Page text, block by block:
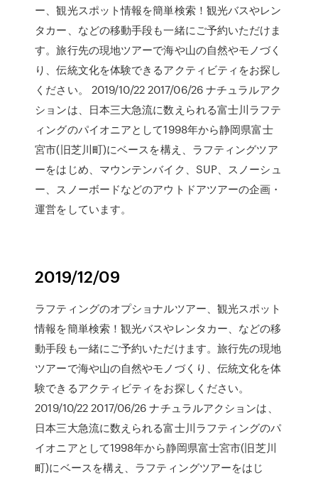
ー、観光スポット情報を簡単検索！観光バスやレン
タカー、などの移動手段も一緒にご予約いただけま
す。旅行先の現地ツアーで海や山の自然やモノづく
り、伝統文化を体験できるアクティビティをお探し
ください。 2019/10/22 2017/06/26 ナチュラルアク
ションは、日本三大急流に数えられる富士川ラフテ
ィングのパイオニアとして1998年から静岡県富士
宮市(旧芝川町)にベースを構え、ラフティングツア
ーをはじめ、マウンテンバイク、SUP、スノーシュ
ー、スノーボードなどのアウトドアツアーの企画・
運営をしています。
2019/12/09
ラフティングのオプショナルツアー、観光スポット
情報を簡単検索！観光バスやレンタカー、などの移
動手段も一緒にご予約いただけます。旅行先の現地
ツアーで海や山の自然やモノづくり、伝統文化を体
験できるアクティビティをお探しください。
2019/10/22 2017/06/26 ナチュラルアクションは、
日本三大急流に数えられる富士川ラフティングのパ
イオニアとして1998年から静岡県富士宮市(旧芝川
町)にベースを構え、ラフティングツアーをはじ